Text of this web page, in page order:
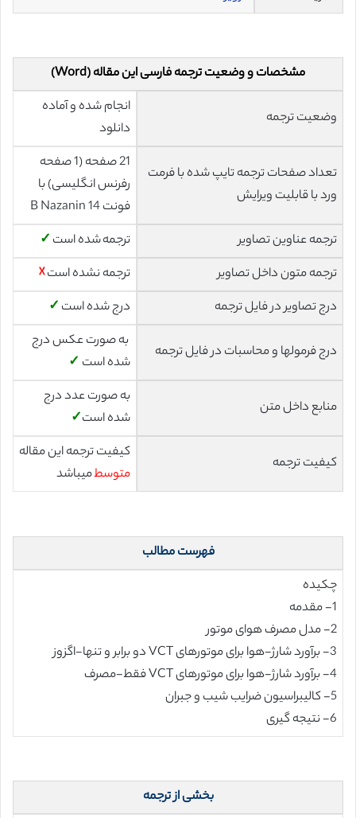
مشخصات و وضعیت ترجمه فارسی این مقاله (Word)
وضعیت ترجمه
انجام شده و آماده
دانلود
تعداد صفحات ترجمه تایپ شده با فرمت
ورد با قابلیت ویرایش
21 صفحه (1 صفحه
رفرنس انگلیسی) با
فونت 14 B Nazanin
ترجمه عناوین تصاویر
ترجمه شده است ✓
ترجمه متون داخل تصاویر
ترجمه نشده است☓
درج تصاویر در فایل ترجمه
درج شده است ✓
درج فرمولها و محاسبات در فایل ترجمه
به صورت عکس درج
شده است ✓
منابع داخل متن
به صورت عدد درج
شده است✓
کیفیت ترجمه
کیفیت ترجمه این مقاله
متوسطمیباشد
فهرست مطالب
چکیده
1- مقدمه
2- مدل مصرف هوای موتور
3- برآورد شارژ-هوا برای موتورهای VCT دو برابر و تنها-اگزوز
4- برآورد شارژ-هوا برای موتورهای VCT فقط-مصرف
5- کالیبراسیون ضرایب شیب و جبران
6- نتیجه گیری
بخشی از ترجمه